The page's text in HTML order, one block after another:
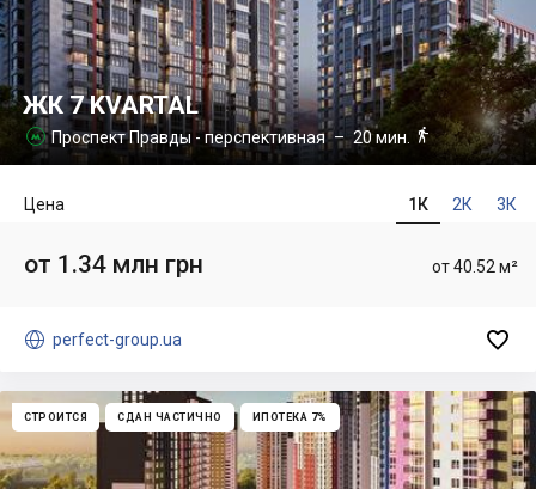
ЖК 7 KVARTAL
 Проспект Правды - перспективная– 20 мин. 
1К 2К 3К
Цена
от 40.52 м²
от 1.34 млн грн
 perfect-group.ua 
СТРОИТСЯ СДАН ЧАСТИЧНО ИПОТЕКА 7%